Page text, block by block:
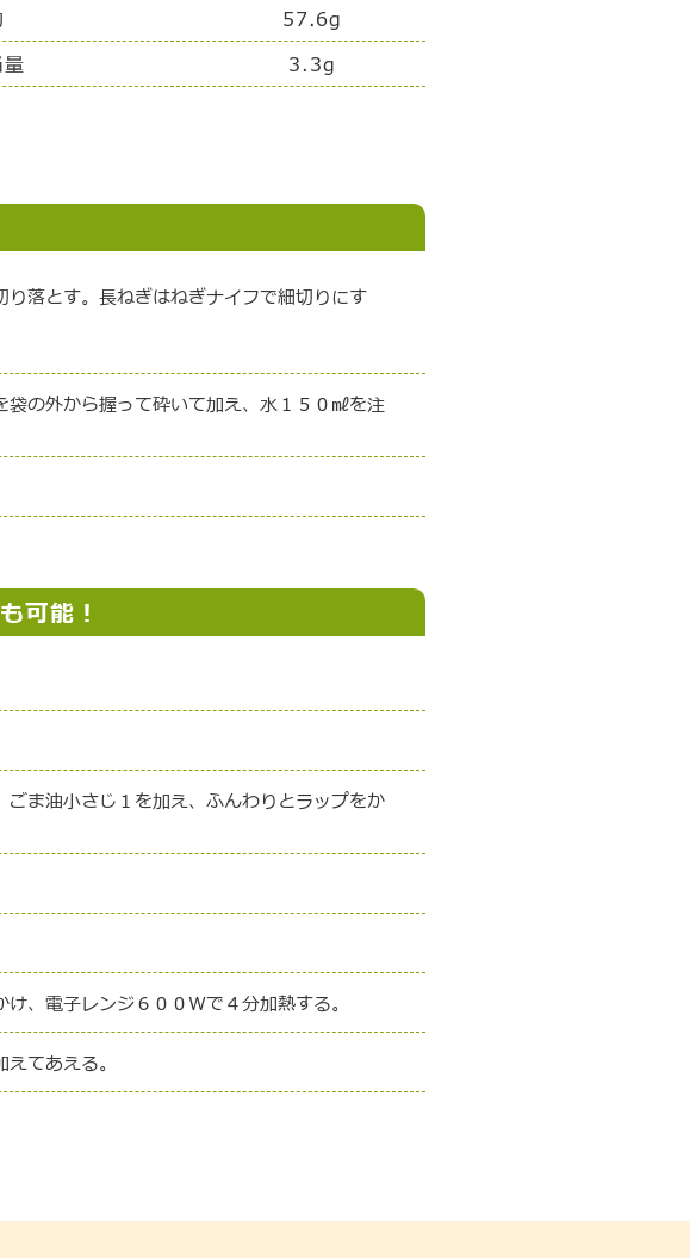
57.6g
3.3g
落とす。長ねぎはねぎナイフで細切りにす
の外から握って砕いて加え、水１５０㎖を注
可能！
ま油小さじ１を加え、ふんわりとラップをか
、電子レンジ６００Ｗで４分加熱する。
てあえる。